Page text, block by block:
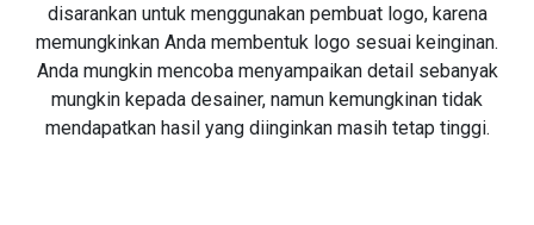
disarankan untuk menggunakan pembuat logo, karena
memungkinkan Anda membentuk logo sesuai keinginan.
Anda mungkin mencoba menyampaikan detail sebanyak
mungkin kepada desainer, namun kemungkinan tidak
mendapatkan hasil yang diinginkan masih tetap tinggi.